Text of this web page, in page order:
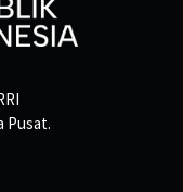
Pusat.